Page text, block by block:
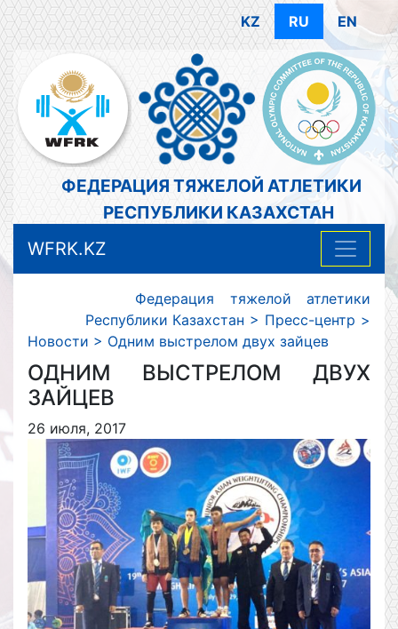
KZ RU EN
ФЕДЕРАЦИЯ ТЯЖЕЛОЙ АТЛЕТИКИ
РЕСПУБЛИКИ КАЗАХСТАН
WFRK.KZ
Федерация тяжелой атлетики
Республики Казахстан > Пресс-центр >
Новости > Одним выстрелом двух зайцев
ОДНИМ ВЫСТРЕЛОМ ДВУХ
ЗАЙЦЕВ
26 июля, 2017